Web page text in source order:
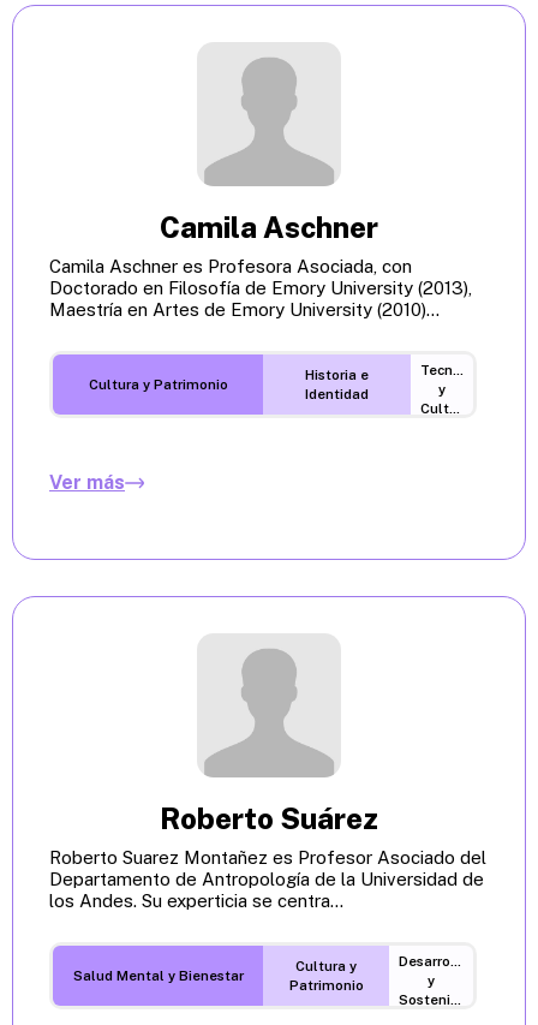
Camila Aschner
Camila Aschner es Profesora Asociada, con
Doctorado en Filosofía de Emory University (2013),
Maestría en Artes de Emory University (2010)...
Cultura y Patrimonio
Historia e
Identidad
Tecnología
y
Cultura
Ver más
Roberto Suárez
Roberto Suarez Montañez es Profesor Asociado del
Departamento de Antropología de la Universidad de
los Andes. Su experticia se centra...
Salud Mental y Bienestar
Cultura y
Patrimonio
Desarrollo
y
Sostenibilidad